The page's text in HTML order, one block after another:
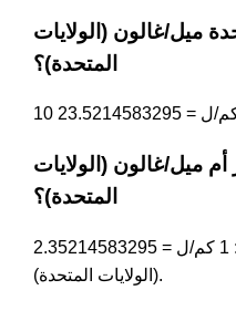
بوحدة ميل/غالون (الولايات
المتحدة)؟
أم ميل/غالون (الولايات
المتحدة)؟
كيلومتر/لتر هي الوحدة الأكبر: 1 كم/ل = 2.35214583295 MPG
(الولايات المتحدة).